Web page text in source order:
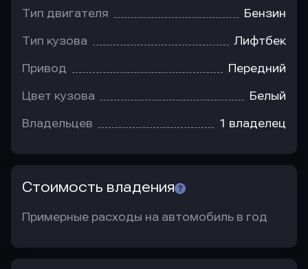
Тип двигателя Бензин
Тип кузова Лифтбек
Привод Передний
Цвет кузова Белый
Владельцев 1 владелец
Стоимость владения
Примерные расходы на автомобиль в год